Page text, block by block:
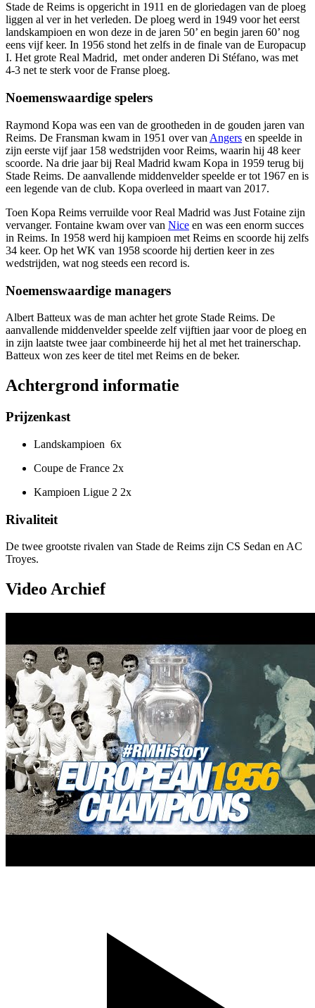
Stade de Reims is opgericht in 1911 en de gloriedagen van de ploeg
liggen al ver in het verleden. De ploeg werd in 1949 voor het eerst
landskampioen en won deze in de jaren 50’ en begin jaren 60’ nog
eens vijf keer. In 1956 stond het zelfs in de finale van de Europacup
I. Het grote Real Madrid, met onder anderen Di Stéfano, was met
4-3 net te sterk voor de Franse ploeg.
Noemenswaardige spelers
Raymond Kopa was een van de grootheden in de gouden jaren van
Reims. De Fransman kwam in 1951 over van Angers en speelde in
zijn eerste vijf jaar 158 wedstrijden voor Reims, waarin hij 48 keer
scoorde. Na drie jaar bij Real Madrid kwam Kopa in 1959 terug bij
Stade Reims. De aanvallende middenvelder speelde er tot 1967 en is
een legende van de club. Kopa overleed in maart van 2017.
Toen Kopa Reims verruilde voor Real Madrid was Just Fotaine zijn
vervanger. Fontaine kwam over van Nice en was een enorm succes
in Reims. In 1958 werd hij kampioen met Reims en scoorde hij zelfs
34 keer. Op het WK van 1958 scoorde hij dertien keer in zes
wedstrijden, wat nog steeds een record is.
Noemenswaardige managers
Albert Batteux was de man achter het grote Stade Reims. De
aanvallende middenvelder speelde zelf vijftien jaar voor de ploeg en
in zijn laatste twee jaar combineerde hij het al met het trainerschap.
Batteux won zes keer de titel met Reims en de beker.
Achtergrond informatie
Prijzenkast
Landskampioen 6x
Coupe de France 2x
Kampioen Ligue 2 2x
Rivaliteit
De twee grootste rivalen van Stade de Reims zijn CS Sedan en AC
Troyes.
Video Archief